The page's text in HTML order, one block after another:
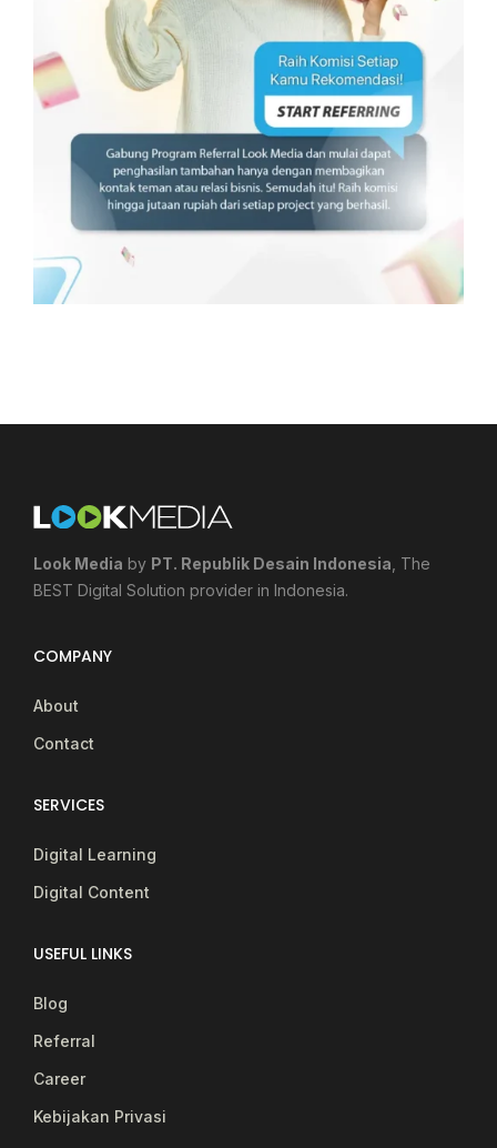
Look Media by PT. Republik Desain Indonesia , The
BEST Digital Solution provider in Indonesia.
COMPANY
About
Contact
SERVICES
Digital Learning
Digital Content
USEFUL LINKS
Blog
Referral
Career
Kebijakan Privasi